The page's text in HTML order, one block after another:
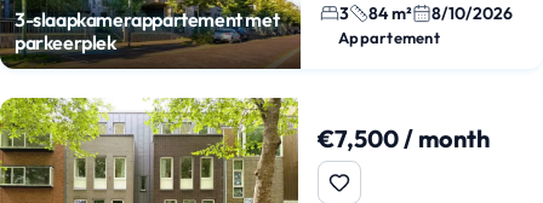
3-slaapkamerappartement met
parkeerplek
3
84 m² 8/10/2026
Appartement
€7,500 / month